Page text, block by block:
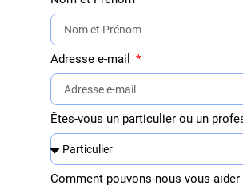
Adresse e-mail
Êtes-vous un particulier ou un
Comment pouvons-nous vous aider